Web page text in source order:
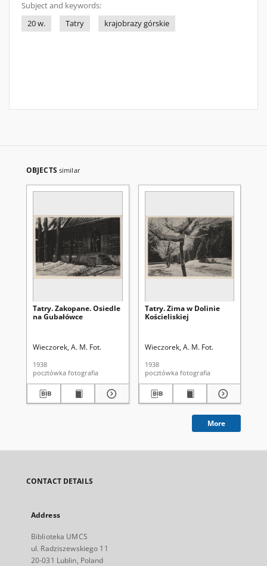
Subject and keywords:
20 w.
Tatry krajobrazy górskie
OBJECTS similar
Tatry. Zakopane. Osiedle
na Gubałówce
Wieczorek, A. M. Fot.
1938
pocztówka fotografia
Tatry. Zima w Dolinie
Kościeliskiej
Wieczorek, A. M. Fot.
1938
pocztówka fotografia
More
CONTACT DETAILS
Address
Biblioteka UMCS
ul. Radziszewskiego 11
20-031 Lublin, Poland